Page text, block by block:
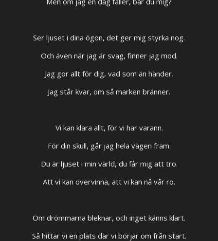
Ser ljuset i dina ögon, det ger mig styrka nog.
Och även när jag är svag, finner jag mod.
Jag gör allt för dig, vad som än händer.
Jag står kvar, om så marken bränner.
Vi kan klara allt, för vi har varann.
För din skull, går jag hela vägen fram.
Du är ljuset i min värld, du får mig att tro.
Att vi kan övervinna, att vi kan nå vår ro.
Om drömmarna bleknar, och inget känns klart.
Så hittar vi en plats där vi börjar om från start.